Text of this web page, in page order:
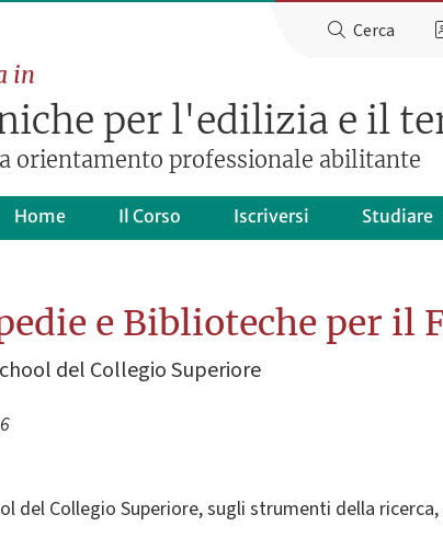
Cerca
in
per l'edilizia e il
orientamento professionale abilitante
Home Il Corso Iscriversi Studiare
e Biblioteche per il
del Collegio Superiore
del Collegio Superiore, sugli strumenti della